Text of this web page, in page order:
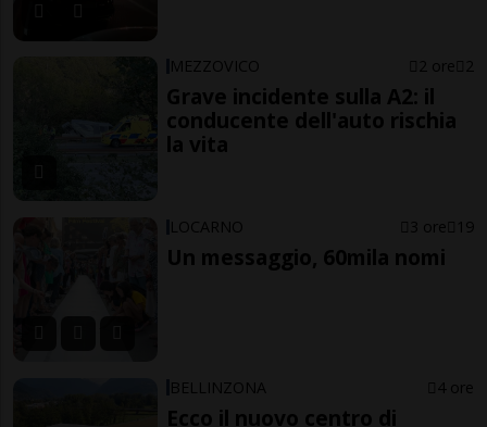
MEZZOVICO 2 ore 2
Grave incidente sulla A2: il
conducente dell'auto rischia
la vita
LOCARNO 3 ore 19
Un messaggio, 60mila nomi
BELLINZONA 4 ore
Ecco il nuovo centro di